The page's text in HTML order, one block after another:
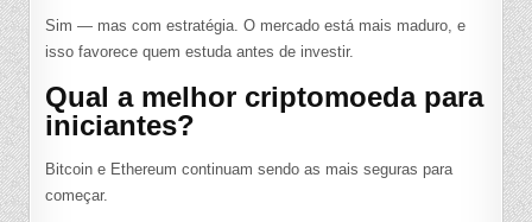
Sim — mas com estratégia. O mercado está mais maduro, e
isso favorece quem estuda antes de investir.
Qual a melhor criptomoeda para
iniciantes?
Bitcoin e Ethereum continuam sendo as mais seguras para
começar.